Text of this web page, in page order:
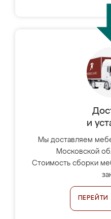
и
Мы доставляем
Московской
Стоимость сборки
ПЕРЕЙТИ